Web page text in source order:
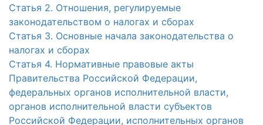
Статья 2. Отношения, регулируемые
законодательством о налогах и сборах
Статья 3. Основные начала законодательства о
налогах и сборах
Статья 4. Нормативные правовые акты
Правительства Российской Федерации,
федеральных органов исполнительной власти,
органов исполнительной власти субъектов
Российской Федерации, исполнительных органов